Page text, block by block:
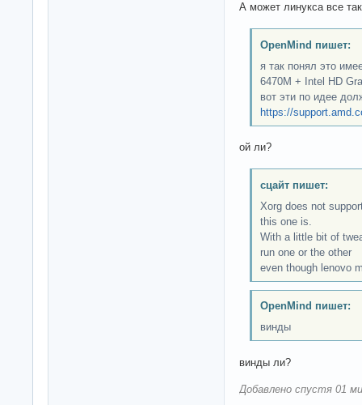
А может линукса все
OpenMind пишет:
я так понял это
6470M + Intel HD
вот эти по идее
https://
ой ли?
сцайт пишет:
Xorg does not
this one is.
With a little bit of
run one or the other
even though lenovo
OpenMind пишет:
винды
винды ли?
Добавлено спустя 01